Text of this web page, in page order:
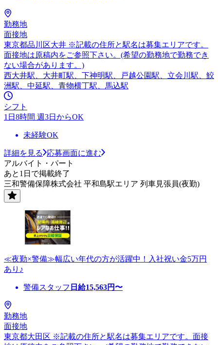
勤務地
面接地
東京都品川区大井 ※記載の住所と駅名は募集エリアです。
面接地は原稿内をご参照下さい。(希望の勤務地で勤務でき
ない場合があります。)
西大井駅、大井町駅、下神明駅、戸越公園駅、立会川駅、鮫
洲駅、中延駅、青物横丁駅、馬込駅
シフト
1日8時間 週3日からOK
未経験OK
詳細を見る
応募画面に進む
アルバイト・パート
あと1日で掲載終了
三和警備保障株式会社 平和島駅エリア 列車見張員(夜勤)
≪夜勤×警備≫幅広い年代の方が活躍中！入社祝い金5万円
あり♪
警備スタッフ 日給15,563円〜
勤務地
面接地
東京都大田区 ※記載の住所と駅名は募集エリアです。面接